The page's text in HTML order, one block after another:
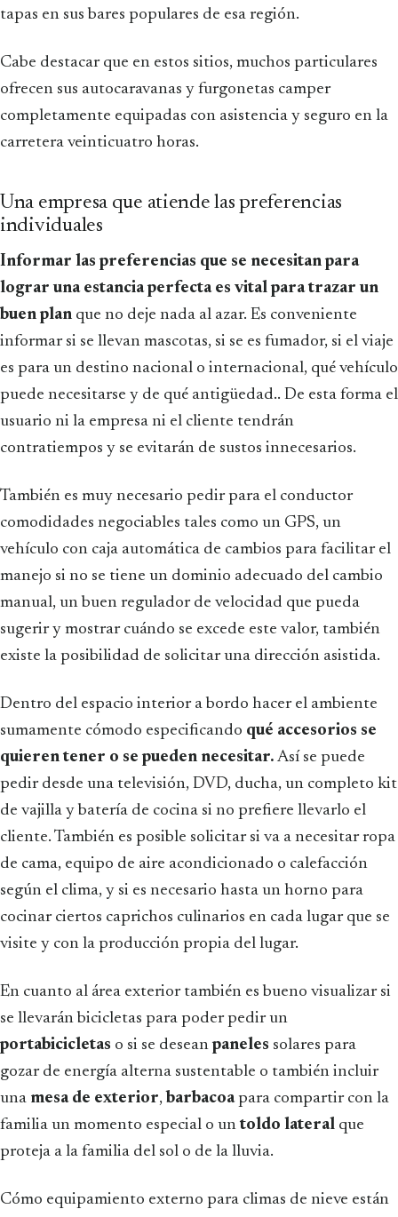
tapas en sus bares populares de esa región.
Cabe destacar que en estos sitios, muchos particulares
ofrecen sus autocaravanas y furgonetas camper
completamente equipadas con asistencia y seguro en la
carretera veinticuatro horas.
Una empresa que atiende las preferencias
individuales
Informar las preferencias que se necesitan para
lograr una estancia perfecta es vital para trazar un
buen plan que no deje nada al azar. Es conveniente
informar si se llevan mascotas, si se es fumador, si el viaje
es para un destino nacional o internacional, qué vehículo
puede necesitarse y de qué antigüedad.. De esta forma el
usuario ni la empresa ni el cliente tendrán
contratiempos y se evitarán de sustos innecesarios.
También es muy necesario pedir para el conductor
comodidades negociables tales como un GPS, un
vehículo con caja automática de cambios para facilitar el
manejo si no se tiene un dominio adecuado del cambio
manual, un buen regulador de velocidad que pueda
sugerir y mostrar cuándo se excede este valor, también
existe la posibilidad de solicitar una dirección asistida.
Dentro del espacio interior a bordo hacer el ambiente
sumamente cómodo especificando qué accesorios se
quieren tener o se pueden necesitar. Así se puede
pedir desde una televisión, DVD, ducha, un completo kit
de vajilla y batería de cocina si no prefiere llevarlo el
cliente. También es posible solicitar si va a necesitar ropa
de cama, equipo de aire acondicionado o calefacción
según el clima, y si es necesario hasta un horno para
cocinar ciertos caprichos culinarios en cada lugar que se
visite y con la producción propia del lugar.
En cuanto al área exterior también es bueno visualizar si
se llevarán bicicletas para poder pedir un
portabicicletas o si se deseanpaneles solares para
gozar de energía alterna sustentable o también incluir
una mesa de exterior, barbacoapara compartir con la
familia un momento especial o untoldo lateral que
proteja a la familia del sol o de la lluvia.
Cómo equipamiento externo para climas de nieve están